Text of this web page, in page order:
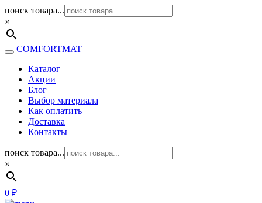
поиск товара...
×
COMFORTMAT
Каталог
Акции
Блог
Выбор материала
Как оплатить
Доставка
Контакты
поиск товара...
×
0 ₽